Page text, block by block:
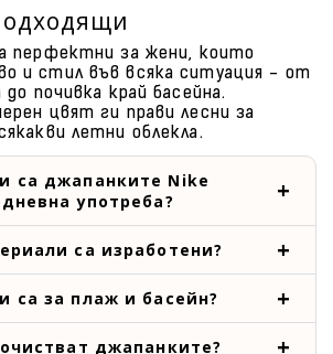
перфектни за жени, които
и стил във всяка ситуация - от
до почивка край басейна.
цвят ги прави лесни за
летни облекла.
са джапанките Nike
употреба?
са изработени?
са за плаж и басейн?
джапанките?